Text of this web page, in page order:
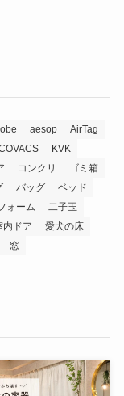
aesop
AirTag
KVK
コンクリ
ゴミ箱
バッグ
ベッド
ォーム
二子玉
内ドア
愛犬の床
窓